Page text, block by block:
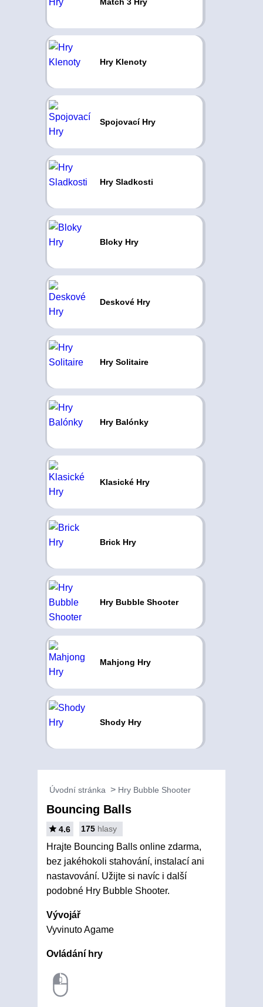
Hry Klenoty
Spojovací Hry
Hry Sladkosti
Bloky Hry
Deskové Hry
Hry Solitaire
Hry Balónky
Klasické Hry
Brick Hry
Hry Bubble Shooter
Mahjong Hry
Shody Hry
Úvodní stránka Hry Bubble Shooter
Bouncing Balls
4.6 175 hlasy
Hrajte Bouncing Balls online zdarma,
bez jakéhokoli stahování, instalací ani
nastavování. Užijte si navíc i další
podobné Hry Bubble Shooter.
Vývojář
Vyvinuto Agame
Ovládání hry